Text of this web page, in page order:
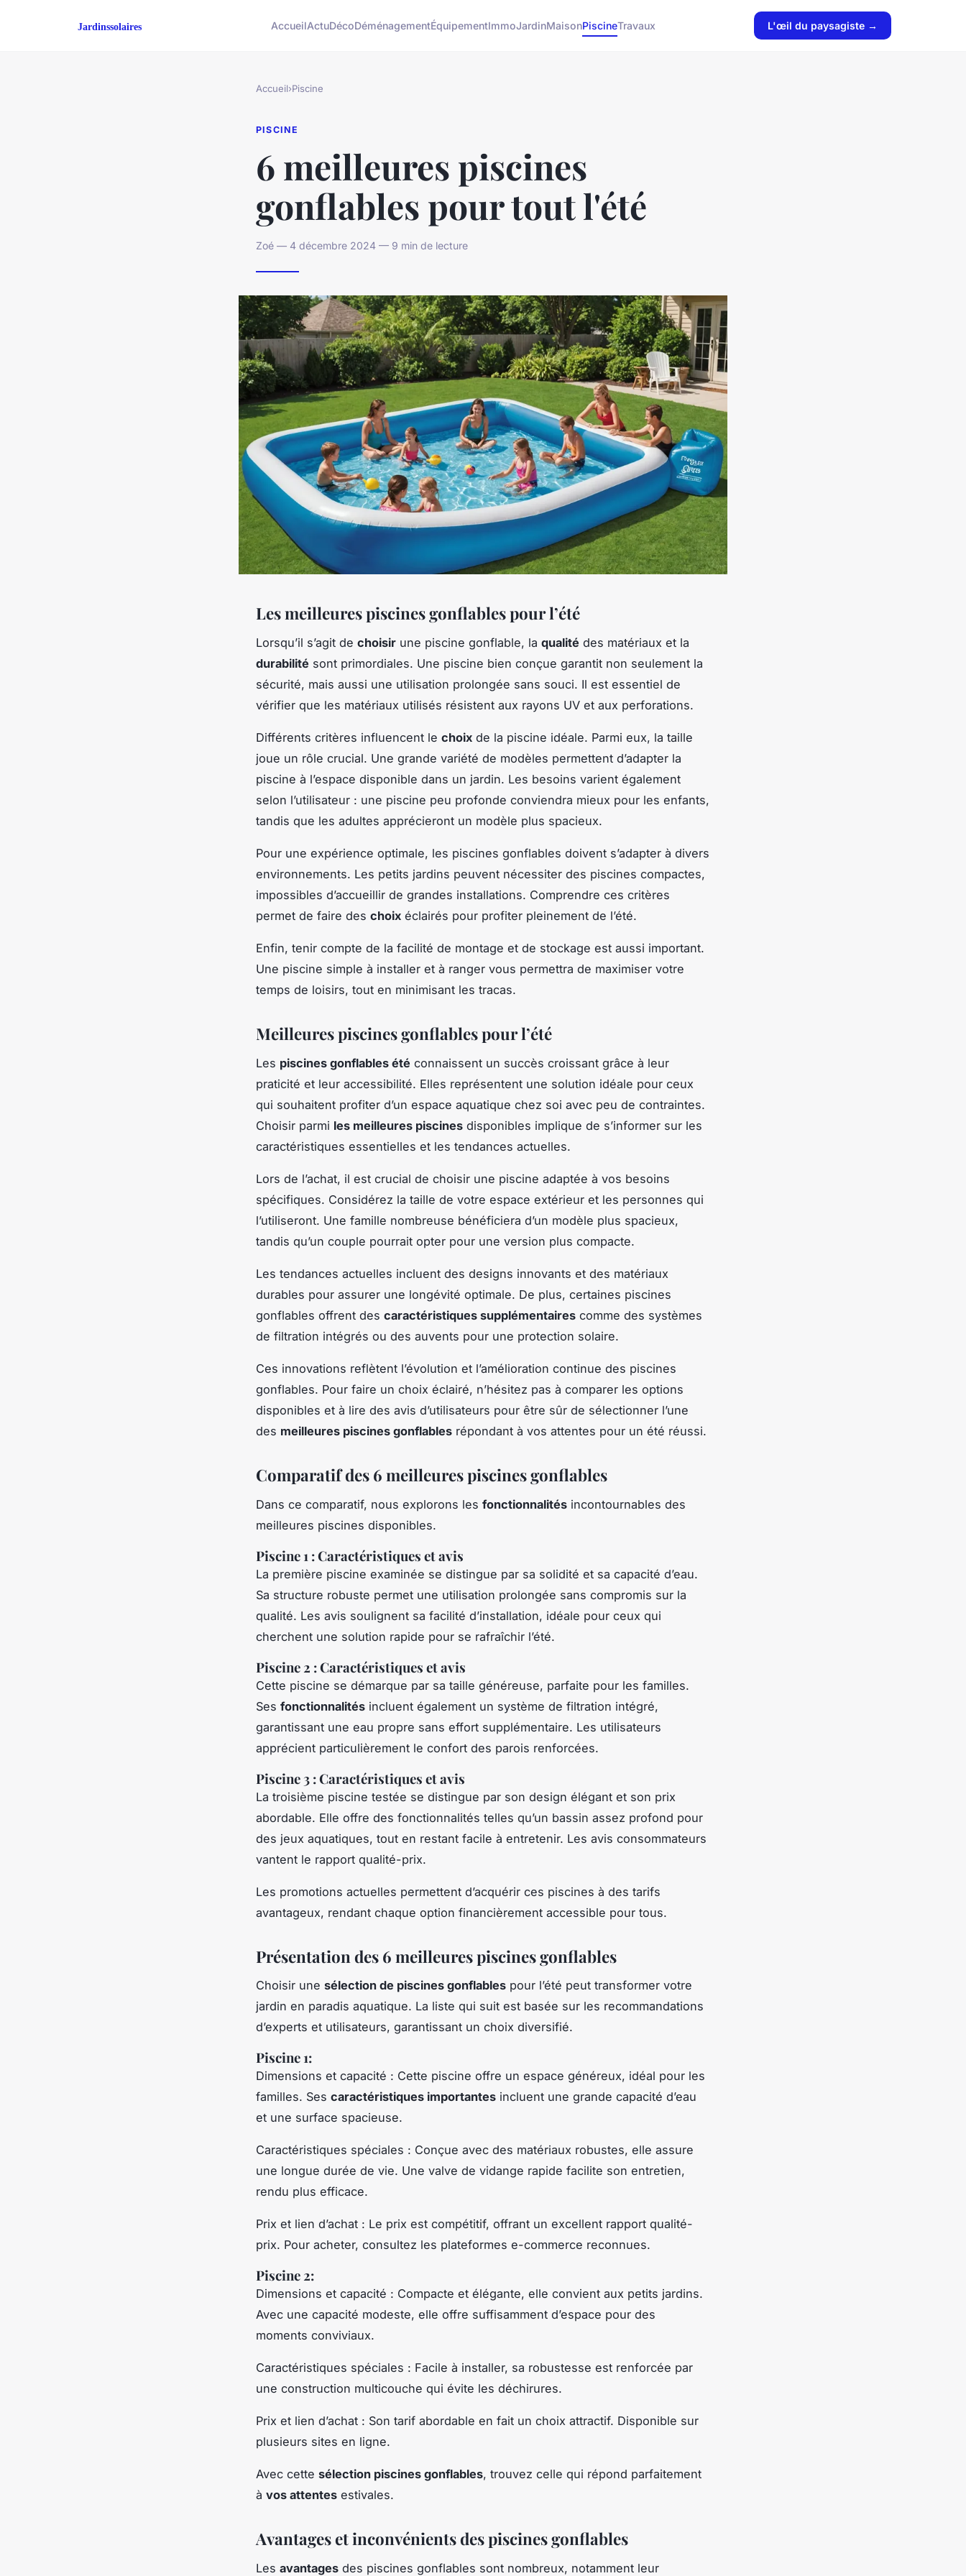
AccueilActuDécoDéménagementÉquipementImmoJardinMaisonPiscineTravaux L'œil du paysagiste →
Accueil›Piscine
PISCINE
6 meilleures piscines
gonflables pour tout l'été
Zoé — 4 décembre 2024 — 9 min de lecture
Les meilleures piscines gonflables pour l’été
Lorsqu’il s’agit de choisir une piscine gonflable, la qualité des matériaux et la
durabilité sont primordiales. Une piscine bien conçue garantit non seulement la
sécurité, mais aussi une utilisation prolongée sans souci. Il est essentiel de
vérifier que les matériaux utilisés résistent aux rayons UV et aux perforations.
Différents critères influencent le choix de la piscine idéale. Parmi eux, la taille
joue un rôle crucial. Une grande variété de modèles permettent d’adapter la
piscine à l’espace disponible dans un jardin. Les besoins varient également
selon l’utilisateur : une piscine peu profonde conviendra mieux pour les enfants,
tandis que les adultes apprécieront un modèle plus spacieux.
Pour une expérience optimale, les piscines gonflables doivent s’adapter à divers
environnements. Les petits jardins peuvent nécessiter des piscines compactes,
impossibles d’accueillir de grandes installations. Comprendre ces critères
permet de faire des choix éclairés pour profiter pleinement de l’été.
Enfin, tenir compte de la facilité de montage et de stockage est aussi important.
Une piscine simple à installer et à ranger vous permettra de maximiser votre
temps de loisirs, tout en minimisant les tracas.
Meilleures piscines gonflables pour l’été
Les piscines gonflables été connaissent un succès croissant grâce à leur
praticité et leur accessibilité. Elles représentent une solution idéale pour ceux
qui souhaitent profiter d’un espace aquatique chez soi avec peu de contraintes.
Choisir parmi les meilleures piscines disponibles implique de s’informer sur les
caractéristiques essentielles et les tendances actuelles.
Lors de l’achat, il est crucial de choisir une piscine adaptée à vos besoins
spécifiques. Considérez la taille de votre espace extérieur et les personnes qui
l’utiliseront. Une famille nombreuse bénéficiera d’un modèle plus spacieux,
tandis qu’un couple pourrait opter pour une version plus compacte.
Les tendances actuelles incluent des designs innovants et des matériaux
durables pour assurer une longévité optimale. De plus, certaines piscines
gonflables offrent des caractéristiques supplémentaires comme des systèmes
de filtration intégrés ou des auvents pour une protection solaire.
Ces innovations reflètent l’évolution et l’amélioration continue des piscines
gonflables. Pour faire un choix éclairé, n’hésitez pas à comparer les options
disponibles et à lire des avis d’utilisateurs pour être sûr de sélectionner l’une
des meilleures piscines gonflables répondant à vos attentes pour un été réussi.
Comparatif des 6 meilleures piscines gonflables
Dans ce comparatif, nous explorons les fonctionnalités incontournables des
meilleures piscines disponibles.
Piscine 1 : Caractéristiques et avis
La première piscine examinée se distingue par sa solidité et sa capacité d’eau.
Sa structure robuste permet une utilisation prolongée sans compromis sur la
qualité. Les avis soulignent sa facilité d’installation, idéale pour ceux qui
cherchent une solution rapide pour se rafraîchir l’été.
Piscine 2 : Caractéristiques et avis
Cette piscine se démarque par sa taille généreuse, parfaite pour les familles.
Ses fonctionnalités incluent également un système de filtration intégré,
garantissant une eau propre sans effort supplémentaire. Les utilisateurs
apprécient particulièrement le confort des parois renforcées.
Piscine 3 : Caractéristiques et avis
La troisième piscine testée se distingue par son design élégant et son prix
abordable. Elle offre des fonctionnalités telles qu’un bassin assez profond pour
des jeux aquatiques, tout en restant facile à entretenir. Les avis consommateurs
vantent le rapport qualité-prix.
Les promotions actuelles permettent d’acquérir ces piscines à des tarifs
avantageux, rendant chaque option financièrement accessible pour tous.
Présentation des 6 meilleures piscines gonflables
Choisir une sélection de piscines gonflables pour l’été peut transformer votre
jardin en paradis aquatique. La liste qui suit est basée sur les recommandations
d’experts et utilisateurs, garantissant un choix diversifié.
Piscine 1:
Dimensions et capacité : Cette piscine offre un espace généreux, idéal pour les
familles. Ses caractéristiques importantes incluent une grande capacité d’eau
et une surface spacieuse.
Caractéristiques spéciales : Conçue avec des matériaux robustes, elle assure
une longue durée de vie. Une valve de vidange rapide facilite son entretien,
rendu plus efficace.
Prix et lien d’achat : Le prix est compétitif, offrant un excellent rapport qualité-
prix. Pour acheter, consultez les plateformes e-commerce reconnues.
Piscine 2:
Dimensions et capacité : Compacte et élégante, elle convient aux petits jardins.
Avec une capacité modeste, elle offre suffisamment d’espace pour des
moments conviviaux.
Caractéristiques spéciales : Facile à installer, sa robustesse est renforcée par
une construction multicouche qui évite les déchirures.
Prix et lien d’achat : Son tarif abordable en fait un choix attractif. Disponible sur
plusieurs sites en ligne.
Avec cette sélection piscines gonflables, trouvez celle qui répond parfaitement
à vos attentes estivales.
Avantages et inconvénients des piscines gonflables
Les avantages des piscines gonflables sont nombreux, notamment leur